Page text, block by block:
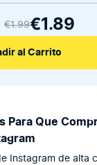
€1.99€1.89
al Carrito
Para Que
Instagram de alta